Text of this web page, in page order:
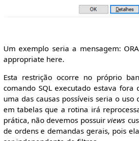
Um exemplo seria a mensagem:
appropriate here.
Esta restrição ocorre no próprio
comando SQL executado estava fora
uma das causas possíveis seria o uso
em tabelas que a rotina irá
prática, não devemos possuirviews
de ordens e demandas gerais, pois